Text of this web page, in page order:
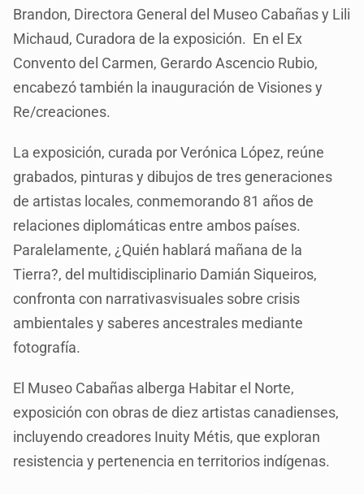
Brandon, Directora General del Museo Cabañas y Lili
Michaud, Curadora de la exposición. En el Ex
Convento del Carmen, Gerardo Ascencio Rubio,
encabezó también la inauguración de Visiones y
Re/creaciones.
La exposición, curada por Verónica López, reúne
grabados, pinturas y dibujos de tres generaciones
de artistas locales, conmemorando 81 años de
relaciones diplomáticas entre ambos países.
Paralelamente, ¿Quién hablará mañana de la
Tierra?, del multidisciplinario Damián Siqueiros,
confronta con narrativasvisuales sobre crisis
ambientales y saberes ancestrales mediante
fotografía.
El Museo Cabañas alberga Habitar el Norte,
exposición con obras de diez artistas canadienses,
incluyendo creadores Inuity Métis, que exploran
resistencia y pertenencia en territorios indígenas.